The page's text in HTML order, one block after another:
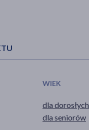
WIEK
dla dorosłych
dla seniorów